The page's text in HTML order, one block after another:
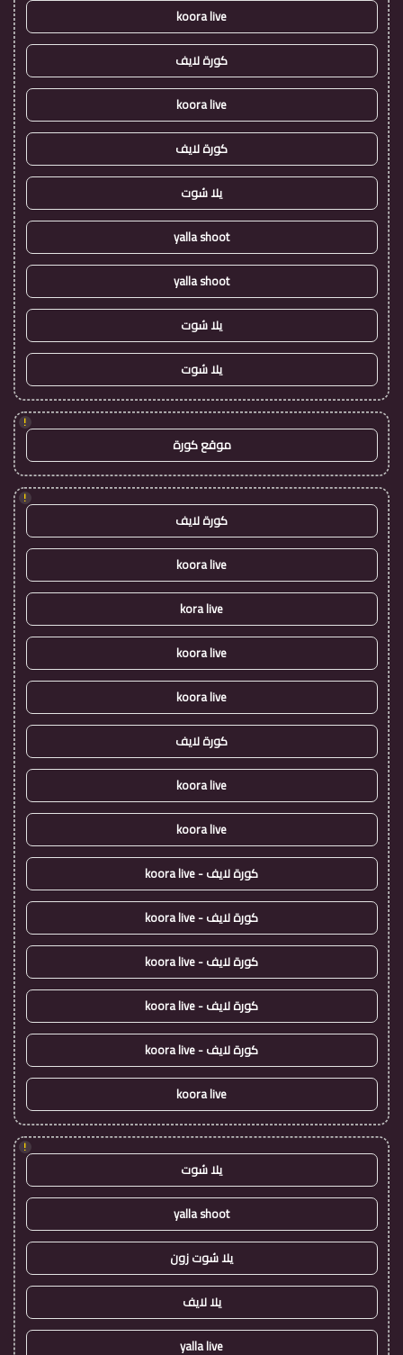
koora live
كورة لايف
koora live
كورة لايف
يلا شوت
yalla shoot
yalla shoot
يلا شوت
يلا شوت
!
موقع كورة
!
كورة لايف
koora live
kora live
koora live
koora live
كورة لايف
koora live
koora live
كورة لايف - koora live
كورة لايف - koora live
كورة لايف - koora live
كورة لايف - koora live
كورة لايف - koora live
koora live
!
يلا شوت
yalla shoot
يلا شوت زون
يلا لايف
yalla live